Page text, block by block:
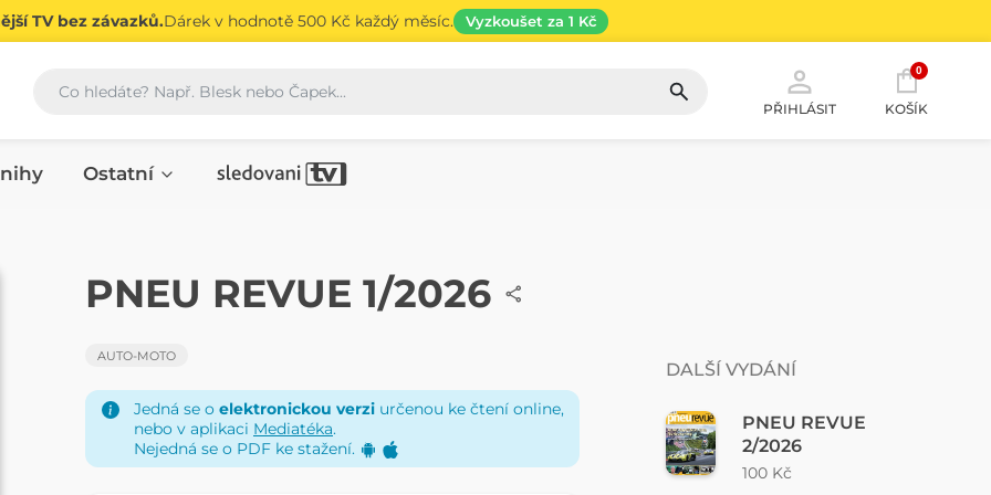
TV bez závazků.Dárek v hodnotě 500 Kč každý měsíc. Vyzkoušet za 1 Kč
Vyhledávání
PŘIHLÁSIT
0
KOŠÍK
Ostatní
ČASOPIS
PNEU REVUE 1/2026
AUTO-MOTO
Jedná se o elektronickou verzi určenou ke čtení online,
nebo v aplikaci Mediatéka.
Nejedná se o PDF ke stažení.
DALŠÍ VYDÁNÍ
PNEU REVUE
2/2026
100 Kč